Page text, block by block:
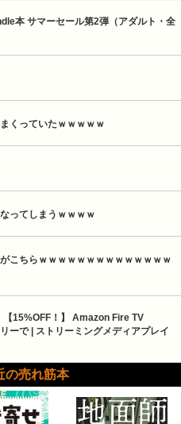
本 サマーセール第2弾（アダルト・全
くっていたｗｗｗｗｗ
ってしまうｗｗｗｗ
こちらｗｗｗｗｗｗｗｗｗｗｗｗｗｗ
15%OFF！】 Amazon Fire TV
ーで | ストリーミングメディアプレイ
の売れ筋本